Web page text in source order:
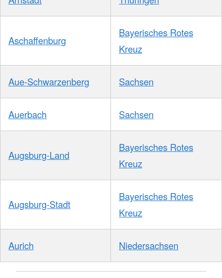
Aschaffenburg
Bayerisches Rotes
Kreuz
Aue-Schwarzenberg Sachsen
Auerbach Sachsen
Augsburg-Land
Bayerisches Rotes
Kreuz
Augsburg-Stadt
Bayerisches Rotes
Kreuz
Aurich Niedersachsen